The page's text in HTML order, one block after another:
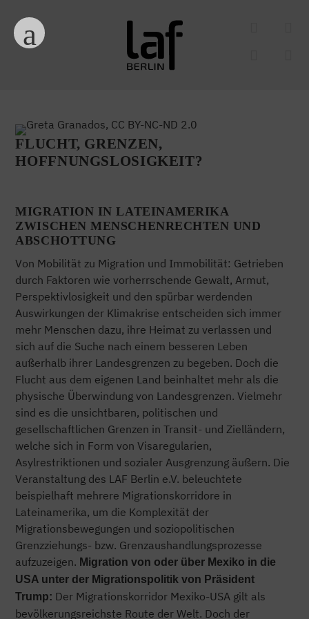
FLUCHT, GRENZEN,
HOFFNUNGSLOSIGKEIT?
MIGRATION IN LATEINAMERIKA
ZWISCHEN MENSCHENRECHTEN UND
ABSCHOTTUNG
Von Mobilität zu Migration und Immobilität: Getrieben
durch Faktoren wie vorherrschende Gewalt, Armut,
Perspektivlosigkeit und den spürbar werdenden
Auswirkungen der Klimakrise entscheiden sich immer
mehr Menschen dazu, ihre Heimat zu verlassen und
sich auf die Suche nach einem besseren Leben
außerhalb ihrer Landesgrenzen zu begeben. Doch die
Flucht aus dem eigenen Land beinhaltet mehr als die
physische Überwindung von Landesgrenzen. Vielmehr
sind es die unsichtbaren, politischen und
gesellschaftlichen Grenzen in Transit- und Zielländern,
welche sich in Form von Visaregularien,
Asylrestriktionen und sozialer Ausgrenzung äußern. Die
Veranstaltung des LAF Berlin e.V. beleuchtete
beispielhaft mehrere Migrationskorridore in
Lateinamerika, um die Komplexität der
Migrationsbewegungen und soziopolitischen
Grenzziehungs- bzw. Grenzaushandlungsprozesse
aufzuzeigen. Migration von oder über Mexiko in die
USA unter der Migrationspolitik von Präsident
Trump: Der Migrationskorridor Mexiko-USA gilt als
bevölkerungsreichste Route der Welt. Doch der